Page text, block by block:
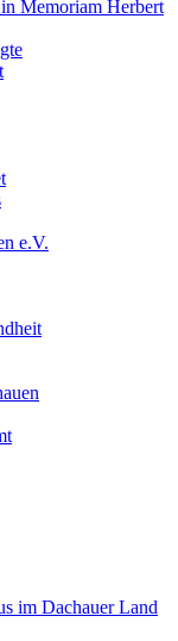
Memoriam Herbert
e.V.
im Dachauer Land